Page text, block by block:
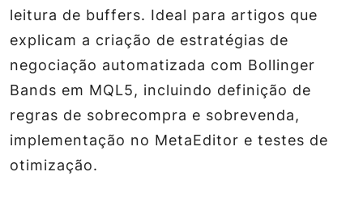
leitura de buffers. Ideal para artigos que
explicam a criação de estratégias de
negociação automatizada com Bollinger
Bands em MQL5, incluindo definição de
regras de sobrecompra e sobrevenda,
implementação no MetaEditor e testes de
otimização.